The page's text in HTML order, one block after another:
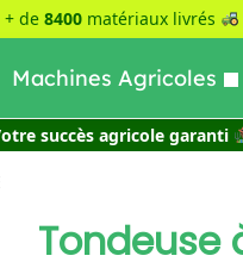
+ de 8400matériaux livrés
Machines Agricoles
succès agricole garanti
Tondeuse